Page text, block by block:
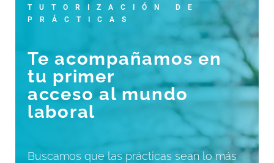
TUTORIZACIÓN DE
PRÁCTICAS
Te acompañamos en
tu primer
acceso al mundo
laboral
Buscamos que las prácticas sean lo más